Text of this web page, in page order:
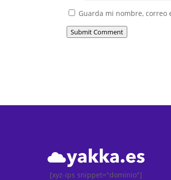
Guarda mi nombre, correo
Submit Comment
[xyz-ips snippet="dominio"]